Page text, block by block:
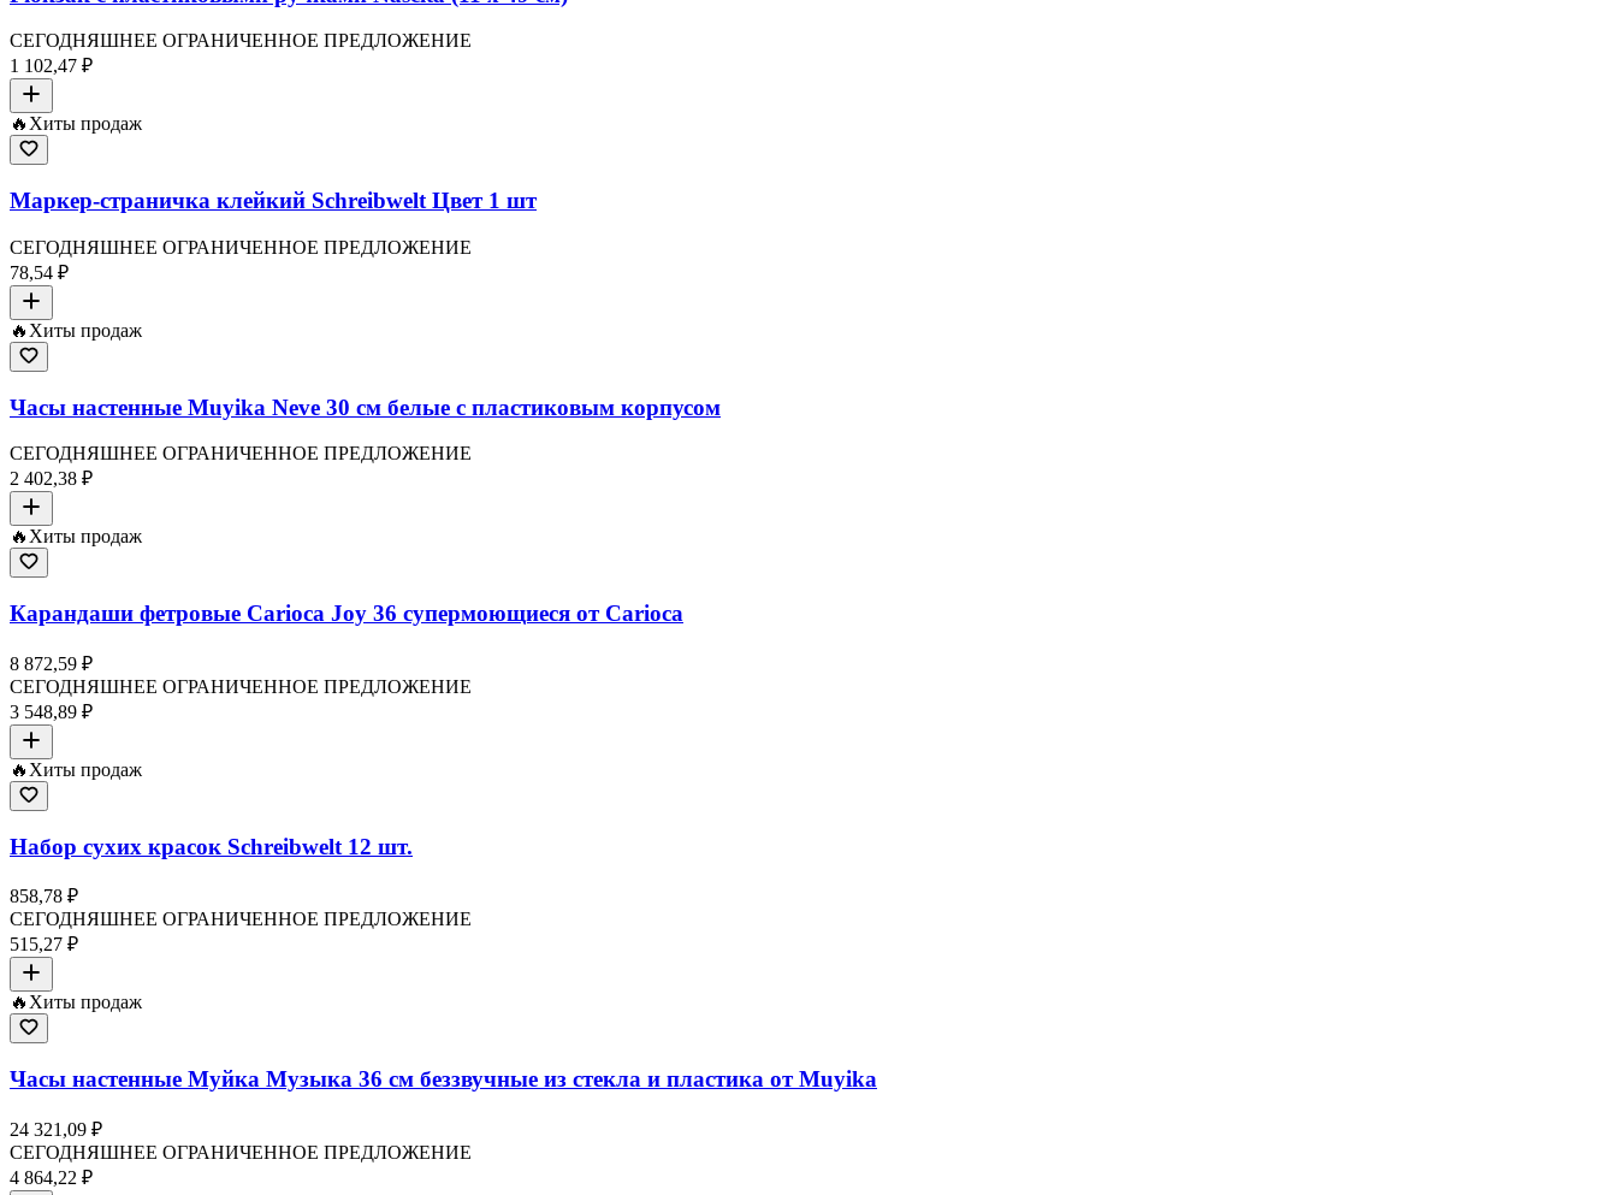
СЕГОДНЯШНЕЕ ОГРАНИЧЕННОЕ ПРЕДЛОЖЕНИЕ
1 102,47 ₽
🔥Хиты продаж
Маркер-страничка клейкий Schreibwelt Цвет 1 шт
СЕГОДНЯШНЕЕ ОГРАНИЧЕННОЕ ПРЕДЛОЖЕНИЕ
78,54 ₽
🔥 Хиты продаж
Часы настенные Muyika Neve 30 см белые с пластиковым корпусом
СЕГОДНЯШНЕЕ ОГРАНИЧЕННОЕ ПРЕДЛОЖЕНИЕ
2 402,38 ₽
🔥 Хиты продаж
Карандаши фетровые Carioca Joy 36 супермоющиеся от Carioca
8 872,59 ₽
СЕГОДНЯШНЕЕ ОГРАНИЧЕННОЕ ПРЕДЛОЖЕНИЕ
3 548,89 ₽
🔥 Хиты продаж
Набор сухих красок Schreibwelt 12 шт.
858,78 ₽
СЕГОДНЯШНЕЕ ОГРАНИЧЕННОЕ ПРЕДЛОЖЕНИЕ
515,27 ₽
🔥 Хиты продаж
Часы настенные Муйка Музыка 36 см беззвучные из стекла и пластика от Muyika
24 321,09 ₽
СЕГОДНЯШНЕЕ ОГРАНИЧЕННОЕ ПРЕДЛОЖЕНИЕ
4 864,22 ₽